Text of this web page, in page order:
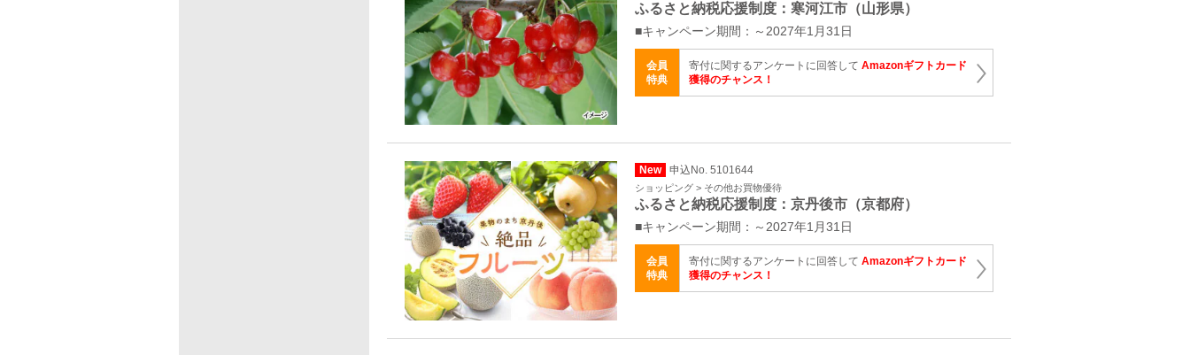
ふるさと納税応援制度：寒河江市（山形県）
■キャンペーン期間：～2027年1月31日
会員
特典
寄付に関するアンケートに回答して Amazonギフトカード
獲得のチャンス！
New 申込No. 5101644
ショッピング > その他お買物優待
ふるさと納税応援制度：京丹後市（京都府）
■キャンペーン期間：～2027年1月31日
会員
特典
寄付に関するアンケートに回答して Amazonギフトカード
獲得のチャンス！